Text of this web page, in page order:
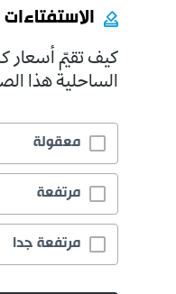
الاستفتاءات
كيف تقيّم أسعار
الساحلية هذا
معقولة
مرتفعة
مرتفعة جدا